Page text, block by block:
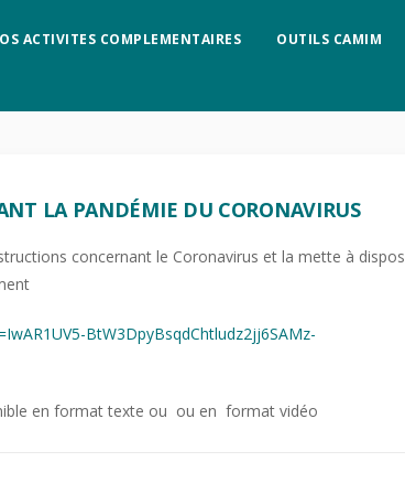
ACTIVITES COMPLEMENTAIRES OUTILS CAMIM
LA PANDÉMIE DU CORONAVIRUS
concernant le Coronavirus et la mette à
BtW3DpyBsqdChtludz2jj6SAMz-
en format texte ou ou en format vidéo